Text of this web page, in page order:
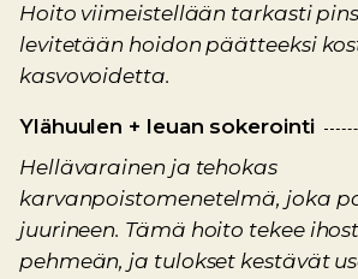
Hoito viimeistellään tarkasti
levitetään hoidon päätteeksi
kasvovoidetta.
Ylähuulen + leuan sokerointi
Hellävarainen ja tehokas
karvanpoistomenetelmä, joka
juurineen. Tämä hoito tekee
pehmeän, ja tulokset kestävät